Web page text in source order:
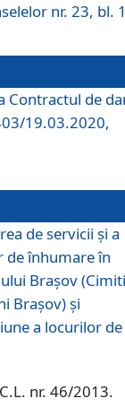
nr. 23, bl.
Contractul de
19.03.2020,
de servicii şi a
de înhumare în
Braşov
Braşov) şi
a locurilor de
nr. 46/2013.